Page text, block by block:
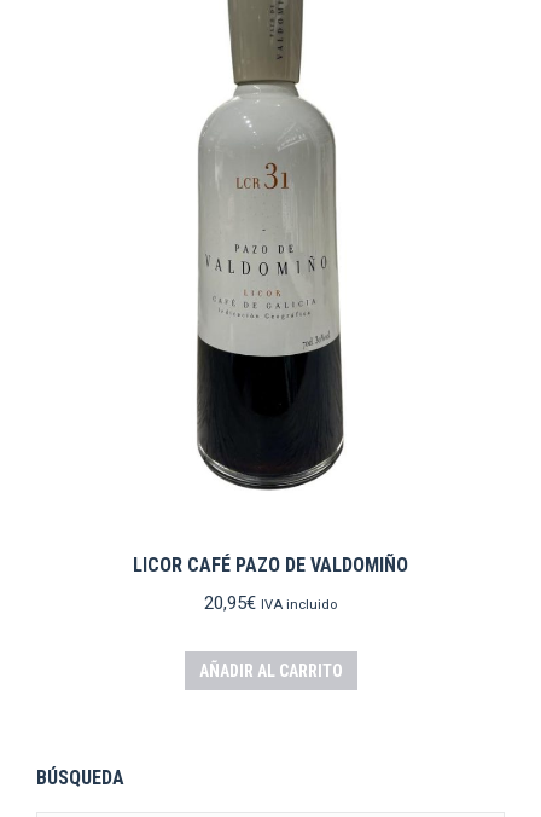
LICOR CAFÉ PAZO DE VALDOMIÑO
20,95€ IVA incluido
AÑADIR AL CARRITO
BÚSQUEDA